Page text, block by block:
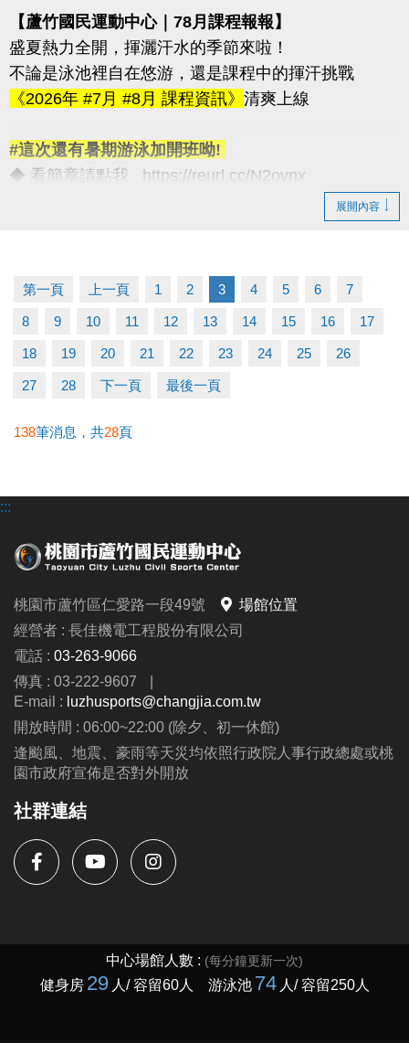
*當年度門票入場優惠以每人24次為上限
-----
名額與場次有限，快揪朋友一起來！
連絡資訊
-洽詢專線：03-2639066 #112
https://www.lzsports.com.tw/zh_TW/news/pageID/1/
【蘆竹國民運動中心｜78月課程報報】
盛夏熱力全開，揮灑汗水的季節來啦！
不論是泳池裡自在悠游，還是課程中的揮汗挑戰
《2026年 #7月 #8月 課程資訊》 清爽上線
#這次還有暑期游泳加開班呦!
◆ 看簡章請點我 https://reurl.cc/N2ovnx
◆ 課程報名時程
06/03-06/10 #舊生原班續報
使用APP享9折優惠（部分課程無折扣），臨櫃享95折
且開班成功，無中途退費之學員
06/11-06/30 #不分新舊生
06/30 #前 本期臨櫃報名
．◆* 有 #加碼優惠 喔 ◆*．
同一人報名三門以上 → 88折優惠
同一人報名兩門以上 → 9折優惠
-洽詢專線：03-2639066 #112
-官網 :
https://www.lzsports.com.tw/zh_TW/news/pageID/1/
展開內容
第一頁 上一頁 1 2 3 4 5 6 7
8 9 10 11 12 13 14 15 16 17
18 19 20 21 22 23 24 25 26
27 28 下一頁 最後一頁
138筆消息，共28頁
:::
桃園市蘆竹區仁愛路一段49號
場館位置
經營者 : 長佳機電工程股份有限公司
電話 : 03-263-9066
傳真 : 03-222-9607
|
E-mail : luzhusports@changjia.com.tw
開放時間 : 06:00~22:00 (除夕、初一休館)
逢颱風、地震、豪雨等天災均依照行政院人事行政總處或桃
園市政府宣佈是否對外開放
社群連結